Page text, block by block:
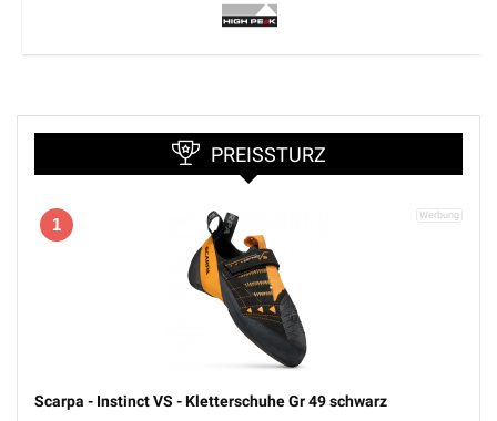
PREISSTURZ
1
Scarpa - Instinct VS - Kletterschuhe Gr 49 schwarz